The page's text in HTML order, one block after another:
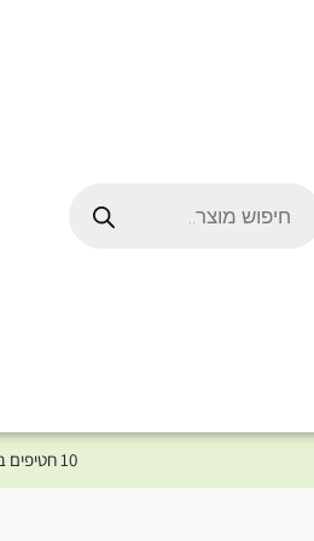
10 חטיפים במתנה לכלב שלך ברכישת מוצר מקטגוריית המומלצים ⤎ לחצו כאן למוצרים המומלצים לכלב